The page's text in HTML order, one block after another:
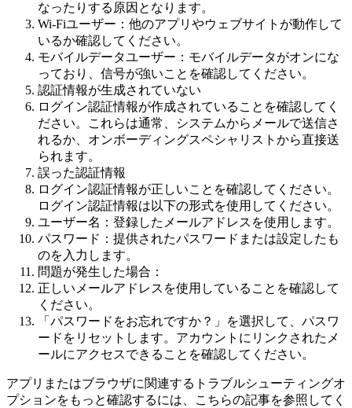
なったりする原因となります。
Wi-Fiユーザー：他のアプリやウェブサイトが動作して
いるか確認してください。
モバイルデータユーザー：モバイルデータがオンにな
っており、信号が強いことを確認してください。
認証情報が生成されていない
ログイン認証情報が作成されていることを確認してく
ださい。これらは通常、システムからメールで送信さ
れるか、オンボーディングスペシャリストから直接送
られます。
誤った認証情報
ログイン認証情報が正しいことを確認してください。
ログイン認証情報は以下の形式を使用してください。
ユーザー名：登録したメールアドレスを使用します。
パスワード：提供されたパスワードまたは設定したも
のを入力します。
問題が発生した場合：
正しいメールアドレスを使用していることを確認して
ください。
「パスワードをお忘れですか？」を選択して、パスワ
ードをリセットします。アカウントにリンクされたメ
ールにアクセスできることを確認してください。
アプリまたはブラウザに関連するトラブルシューティングオ
プションをもっと確認するには、こちらの記事を参照してく